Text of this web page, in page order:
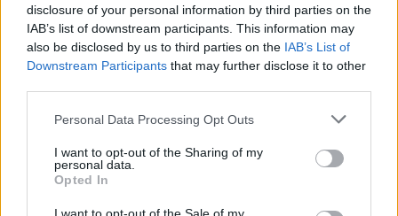
disclosure of your personal information by third parties on the
IAB’s list of downstream participants. This information may
also be disclosed by us to third parties on the IAB’s List of
Downstream Participants that may further disclose it to other
Please note that this website/app uses one or more Google
not limited to your visit or usage behaviour. You may click to
grant or deny consent to Google and its third-party tags to
use your data for below specified purposes in below Google
consent section.
Personal Data Processing Opt Outs
I want to opt-out of the Sharing of my
personal data.
Opted In
KIPRÓBÁLOM 200 FT-ÉRT
Már előfizetőnk? Ha már regisztrált a Rubicon
Online-on, kattintson ide:BELÉPÉS.Ha még nem
rendelkezik felhasználói fiókkal, kattintson ide: